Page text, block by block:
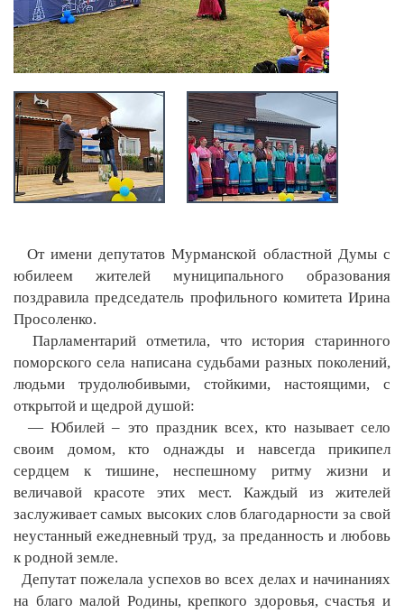
От имени депутатов Мурманской областной Думы с
юбилеем жителей муниципального образования
поздравила председатель профильного комитета Ирина
Просоленко.
Парламентарий отметила, что история старинного
поморского села написана судьбами разных поколений,
людьми трудолюбивыми, стойкими, настоящими, с
открытой и щедрой душой:
— Юбилей – это праздник всех, кто называет село
своим домом, кто однажды и навсегда прикипел
сердцем к тишине, неспешному ритму жизни и
величавой красоте этих мест. Каждый из жителей
заслуживает самых высоких слов благодарности за свой
неустанный ежедневный труд, за преданность и любовь
к родной земле.
Депутат пожелала успехов во всех делах и начинаниях
на благо малой Родины, крепкого здоровья, счастья и